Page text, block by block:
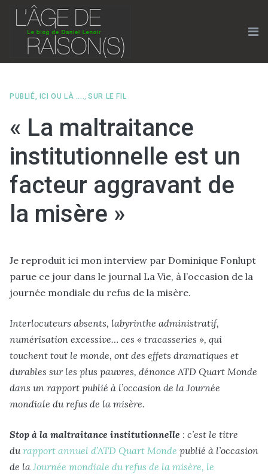
Skip
content
PUBLIÉ, ICI OU LÀ ....,SUR LE FIL
« La maltraitance
institutionnelle est un
facteur aggravant de
la misère »
Je reproduit ici mon interview par Dominique Fonlupt
parue ce jour dans le journal La Vie, à l’occasion de la
journée mondiale du refus de la misère.
Interlocuteurs absents, labyrinthe administratif,
numérisation excessive… ces « tracasseries », qui
touchent tout le monde, ont des effets dramatiques et
durables sur les plus pauvres, dénonce ATD Quart Monde
dans un rapport publié à l’occasion de la Journée
mondiale du refus de la misère.
Stop à la maltraitance institutionnelle : c’est le titre
durapport annuel d’ATD Quart Monde publié à l’occasion
de la Journée mondiale du refus de la misère, le